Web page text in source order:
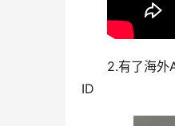
2.有了海外
ID